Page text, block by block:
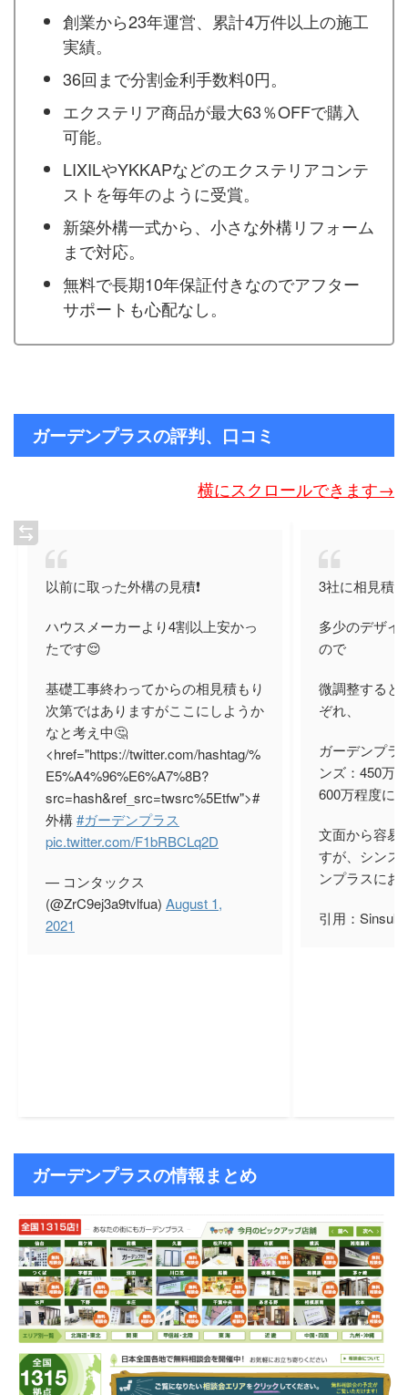
創業から23年運営、累計4万件以上の施工
実績。
36回まで分割金利手数料0円。
エクステリア商品が最大63％OFFで購入
可能。
LIXILやYKKAPなどのエクステリアコンテ
ストを毎年のように受賞。
新築外構一式から、小さな外構リフォーム
まで対応。
無料で長期10年保証付きなのでアフター
サポートも心配なし。
ガーデンプラスの評判、口コミ
横にスクロールできます→
以前に取った外構の見積❗️
ハウスメーカーより4割以上安かっ
たです😌
基礎工事終わってからの相見積もり
次第ではありますがここにしようか
なと考え中🤔
<href="https://twitter.com/hashtag/%
E5%A4%96%E6%A7%8B?
src=hash&ref_src=twsrc%5Etfw">#
外構#ガーデンプラス
pic.twitter.com/F1bRBCLq2D
— コンタックス
(@ZrC9ej3a9tvlfua) August 1,
2021
3社に相見積
多少のデザイ
ので
微調整すると
ぞれ、
ガーデンプラ
ンズ：450万
600万程度に
文面から容易
すが、シンス
ンプラスにお
引用：
ガーデンプラスの情報まとめ